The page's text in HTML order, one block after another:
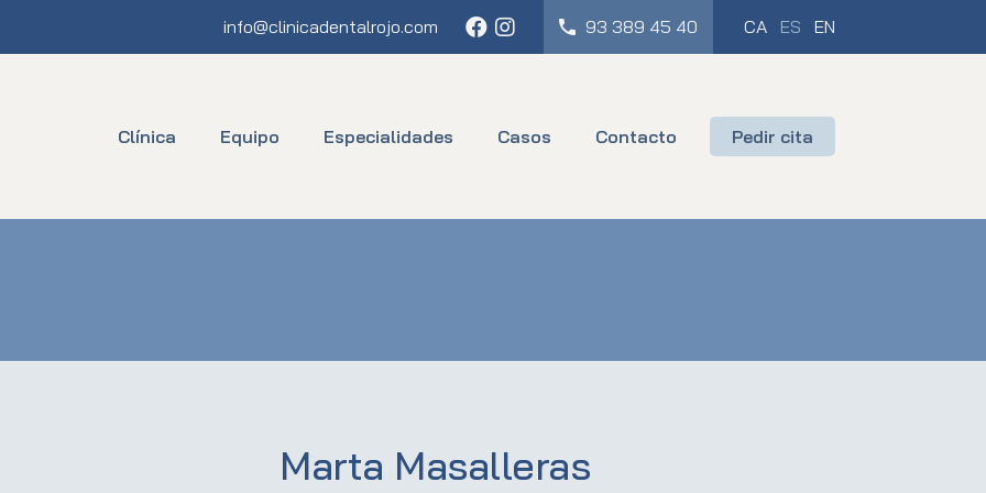
info@clinicadentalrojo.com Facebook
Instagram93 389 45 40 CA ES EN
Clínica Equipo Especialidades Casos Contacto Pedir cita
Marta Masalleras